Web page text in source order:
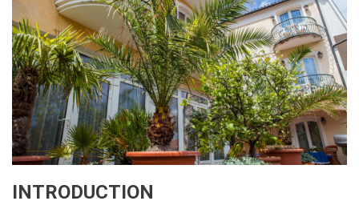
INTRODUCTION